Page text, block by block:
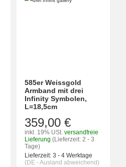
585er Weissgold
Armband mit drei
Infinity Symbolen,
L=18,5cm
359,00 €
inkl. 19% USt. versandfreie
Lieferung (Lieferzeit: 2 - 3
Tage)
Lieferzeit: 3 - 4 Werktage
(DE - Ausland abweichend)